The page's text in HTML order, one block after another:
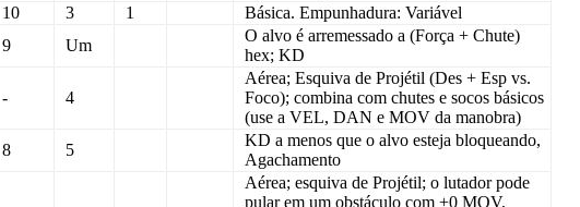
10 3 1
Básica. Empunhadura: Variável
9 Um
O alvo é arremessado a (Força + Chute)
hex; KD
- 4
Aérea; Esquiva de Projétil (Des + Esp vs.
Foco); combina com chutes e socos básicos
(use a VEL, DAN e MOV da manobra)
8 5
KD a menos que o alvo esteja bloqueando,
Agachamento
Aérea; esquiva de Projétil; o lutador pode
pular em um obstáculo com +0 MOV,